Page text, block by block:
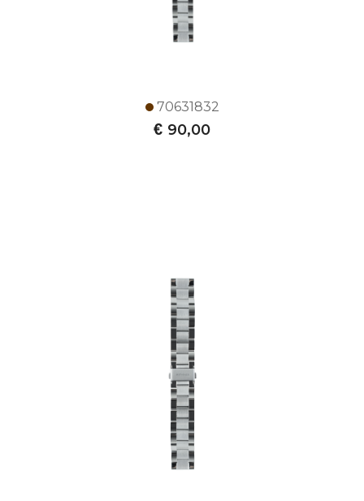
70631832
€ 90,00